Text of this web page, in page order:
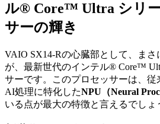
ル® Core™ Ultra シリ
サーの輝き
VAIO SX14-Rの心臓部として、まさ
が、最新世代のインテル® Core™
サーです。このプロセッサーは、従
AI処理に特化したNPU（Neural
いる点が最大の特徴と言えるでしょ